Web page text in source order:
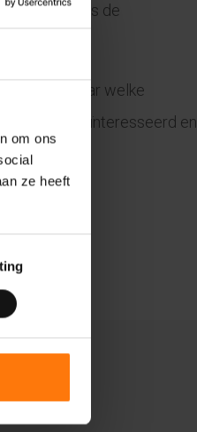
om ons
ze heeft
GGZ als de
we naar welke
Ik ben geïnteresseerd en